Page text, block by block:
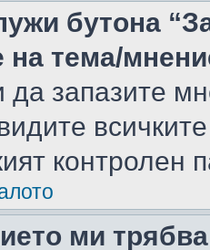
бутона
на тема/
запазите
контролен
ми